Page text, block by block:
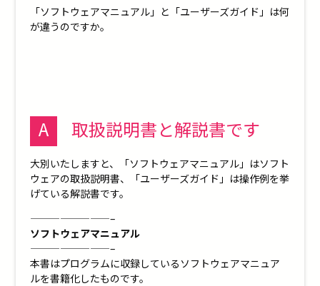
「ソフトウェアマニュアル」と「ユーザーズガイド」は何
が違うのですか。
A 取扱説明書と解説書です
大別いたしますと、「ソフトウェアマニュアル」はソフト
ウェアの取扱説明書、「ユーザーズガイド」は操作例を挙
げている解説書です。
————————–
ソフトウェアマニュアル
————————–
本書はプログラムに収録しているソフトウェアマニュア
ルを書籍化したものです。